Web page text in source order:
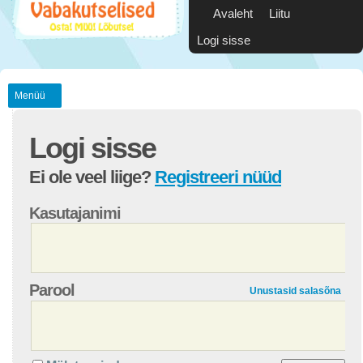
Avaleht
Liitu
Logi sisse
Menüü
Logi sisse
Ei ole veel liige? Registreeri nüüd
Kasutajanimi
Parool Unustasid salasõna